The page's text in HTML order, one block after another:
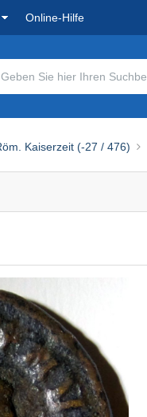
Online-Hilfe
Kaiserzeit (-27 / 476)